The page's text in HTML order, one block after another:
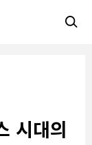
시대의